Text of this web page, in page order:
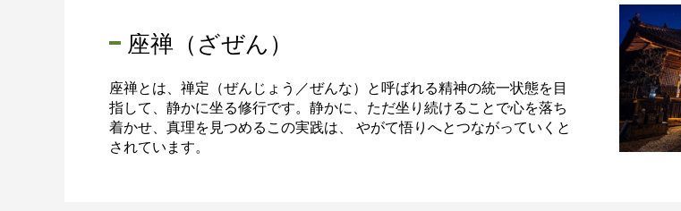
座禅（ざぜん）
座禅とは、禅定（ぜんじょう／ぜんな）と呼ばれる精神の統一状態を目
指して、静かに坐る修行です。静かに、ただ坐り続けることで心を落ち
着かせ、真理を見つめるこの実践は、 やがて悟りへとつながっていくと
されています。